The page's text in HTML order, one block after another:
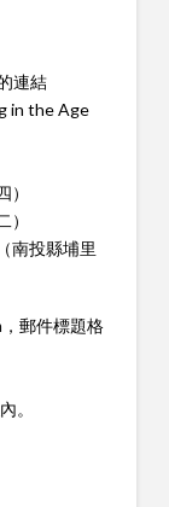
連結
in the Age
南投縣埔里
郵件標題格
。